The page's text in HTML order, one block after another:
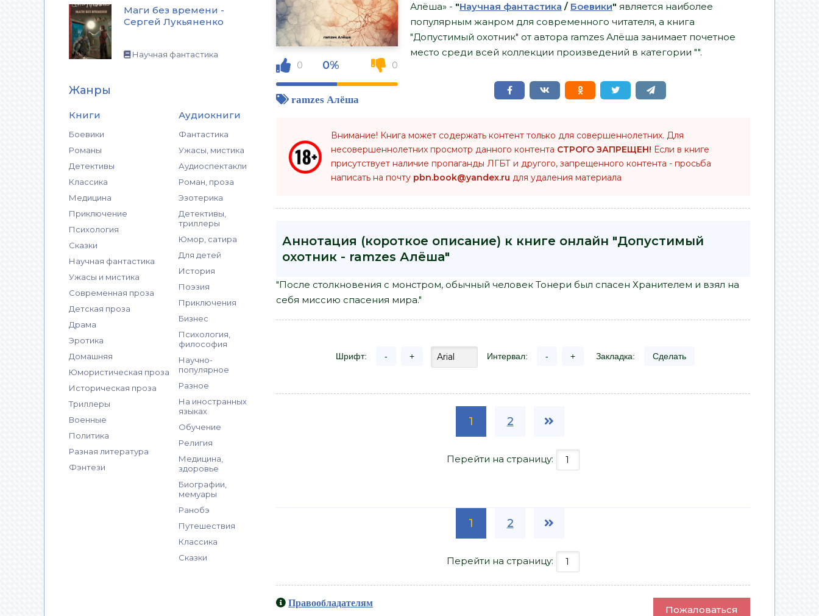
Маги без времени -
Сергей Лукьяненко
Научная фантастика
Жанры
Книги
Боевики
Романы
Детективы
Классика
Медицина
Приключение
Психология
Сказки
Научная фантастика
Ужасы и мистика
Современная проза
Детская проза
Драма
Эротика
Домашняя
Юмористическая проза
Историческая проза
Триллеры
Военные
Политика
Разная литература
Фэнтези
Аудиокниги
Фантастика
Ужасы, мистика
Аудиоспектакли
Роман, проза
Эзотерика
Детективы,
триллеры
Юмор, сатира
Для детей
История
Поэзия
Приключения
Бизнес
Психология,
философия
Научно-
популярное
Разное
На иностранных
языках
Обучение
Религия
Медицина,
здоровье
Биографии,
мемуары
Ранобэ
Путешествия
Классика
Сказки
0 0% 0
ramzes Алёша
Алёша» - "Научная фантастика / Боевики" является наиболее
популярным жанром для современного читателя, а книга
"Допустимый охотник" от автора ramzes Алёша занимает почетное
место среди всей коллекции произведений в категории "".
Внимание! Книга может содержать контент только для совершеннолетних. Для
несовершеннолетних просмотр данного контента СТРОГО ЗАПРЕЩЕН! Если в книге
присутствует наличие пропаганды ЛГБТ и другого, запрещенного контента - просьба
написать на почту pbn.book@yandex.ru для удаления материала
Аннотация (короткое описание) к книге онлайн "Допустимый
охотник - ramzes Алёша"
"После столкновения с монстром, обычный человек Тонери был спасен Хранителем и взял на
себя миссию спасения мира."
Шрифт: - + Интервал: - + Закладка: Сделать
1 2
Перейти на страницу:
1 2
Перейти на страницу:
Правообладателям
Пожаловаться